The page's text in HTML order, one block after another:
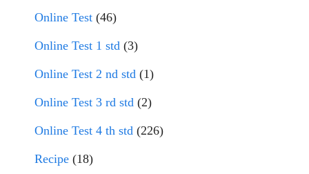
Online Test (46)
Online Test 1 std (3)
Online Test 2 nd std (1)
Online Test 3 rd std (2)
Online Test 4 th std (226)
Recipe (18)